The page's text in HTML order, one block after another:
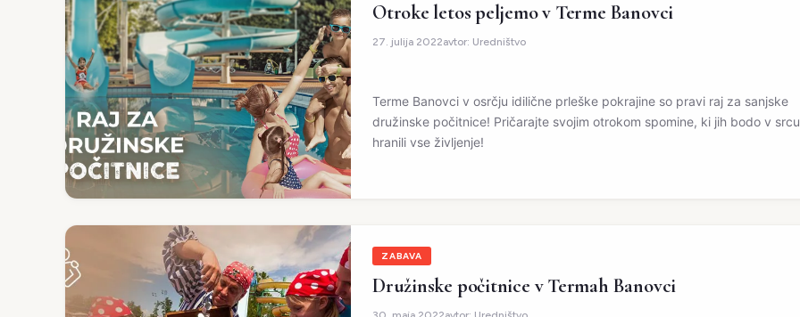
Otroke letos peljemo v Terme Banovci
27. julija 2022avtor: Uredništvo
Terme Banovci v osrčju idilične prleške pokrajine so pravi raj za sanjske
družinske počitnice! Pričarajte svojim otrokom spomine, ki jih bodo v srcu
hranili vse življenje!
ZABAVA
Družinske počitnice v Termah Banovci